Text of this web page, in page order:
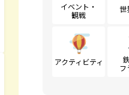
イベント・
観戦
世
アクティビティ
フ